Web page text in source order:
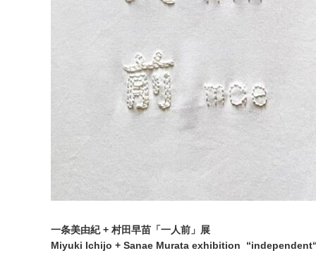
一条美由紀 + 村田早苗「一人前」展
Miyuki Ichijo + Sanae Murata exhibition